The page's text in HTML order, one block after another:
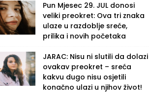
Pun Mjesec 29. JUL donosi
veliki preokret: Ova tri znaka
ulaze u razdoblje sreće,
prilika i novih početaka
JARAC: Nisu ni slutili da dolazi
ovakav preokret – sreća
kakvu dugo nisu osjetili
konačno ulazi u njihov život!